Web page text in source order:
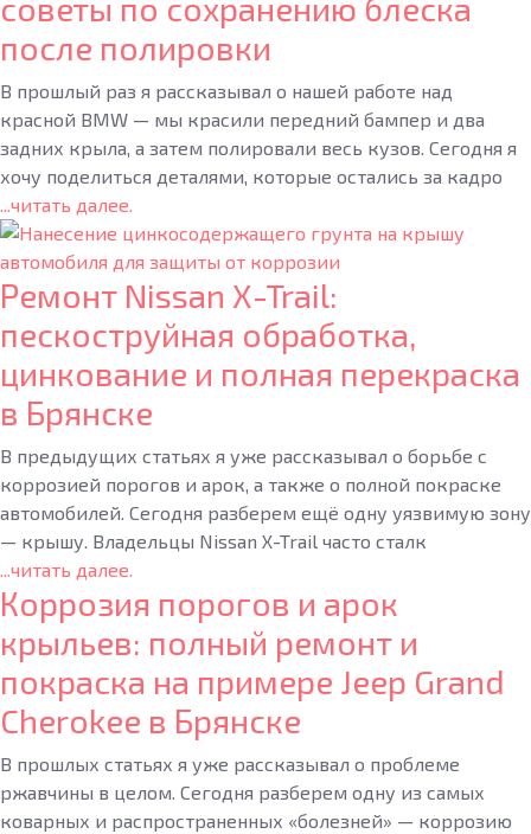
советы по сохранению блеска
после полировки
В прошлый раз я рассказывал о нашей работе над
красной BMW — мы красили передний бампер и два
задних крыла, а затем полировали весь кузов. Сегодня я
хочу поделиться деталями, которые остались за кадро
...читать далее.
Ремонт Nissan X-Trail:
пескоструйная обработка,
цинкование и полная перекраска
в Брянске
В предыдущих статьях я уже рассказывал о борьбе с
коррозией порогов и арок, а также о полной покраске
автомобилей. Сегодня разберем ещё одну уязвимую зону
— крышу. Владельцы Nissan X-Trail часто сталк
...читать далее.
Коррозия порогов и арок
крыльев: полный ремонт и
покраска на примере Jeep Grand
Cherokee в Брянске
В прошлых статьях я уже рассказывал о проблеме
ржавчины в целом. Сегодня разберем одну из самых
коварных и распространенных «болезней» — коррозию